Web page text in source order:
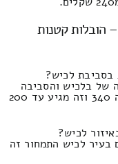
הובלות קטנות
לכיש?
של בלכיש והסביבה
החתלה בשילוב הרכבה ופירוק התמחור זה 340 וזה מגיע עד 200
לכיש?
בעיר לכיש התמחור זה